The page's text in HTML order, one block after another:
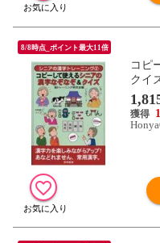
8/8時点_ポイント最大11倍
コピ
クイ